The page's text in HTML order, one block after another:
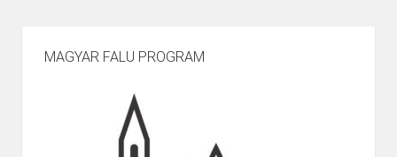
MAGYAR FALU PROGRAM